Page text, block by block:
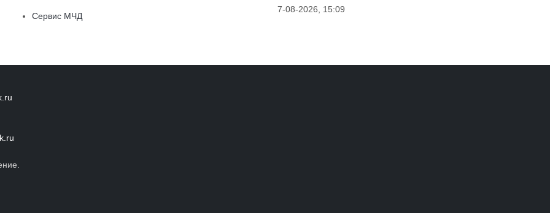
Сервис МЧД
7-08-2026, 15:09